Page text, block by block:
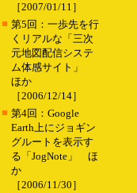
［2007/01/11］
■ 第5回：一歩先を行
くリアルな「三次
元地図配信システ
ム体感サイト」
ほか
［2006/12/14］
■ 第4回：Google
Earth上にジョギン
グルートを表示す
る「JogNote」 ほ
か
［2006/11/30］